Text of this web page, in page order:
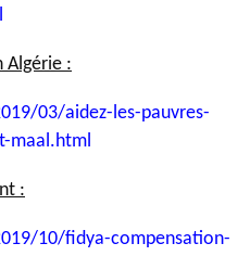
Algérie :
03/aidez-les-pauvres-
maal.html
:
10/fidya-compensation-